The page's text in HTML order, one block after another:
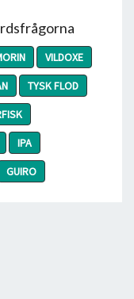
VILDOXE
TYSK FLOD
IPA
GUIRO